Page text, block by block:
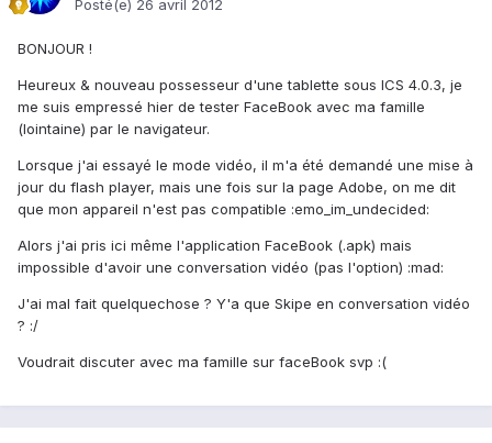
Posté(e) 26 avril 2012
BONJOUR !
Heureux & nouveau possesseur d'une tablette sous ICS 4.0.3, je
me suis empressé hier de tester FaceBook avec ma famille
(lointaine) par le navigateur.
Lorsque j'ai essayé le mode vidéo, il m'a été demandé une mise à
jour du flash player, mais une fois sur la page Adobe, on me dit
que mon appareil n'est pas compatible :emo_im_undecided:
Alors j'ai pris ici même l'application FaceBook (.apk) mais
impossible d'avoir une conversation vidéo (pas l'option) :mad:
J'ai mal fait quelquechose ? Y'a que Skipe en conversation vidéo
? :/
Voudrait discuter avec ma famille sur faceBook svp :(